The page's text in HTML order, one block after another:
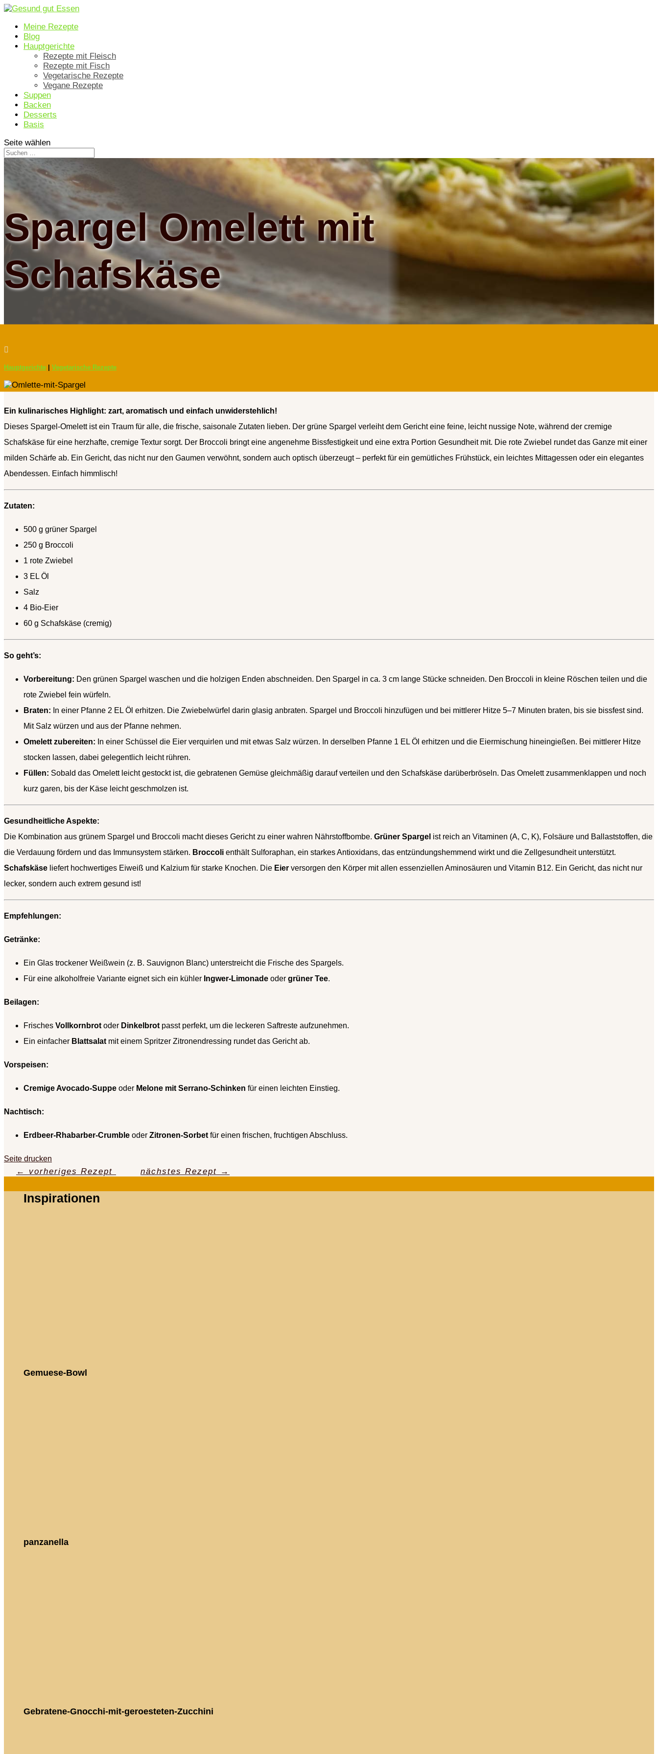
Meine Rezepte
Blog
Hauptgerichte
Rezepte mit Fleisch
Rezepte mit Fisch
Vegetarische Rezepte
Vegane Rezepte
Suppen
Backen
Desserts
Basis
Seite wählen
Spargel Omelett mit
Schafskäse

Hauptgerichte Vegetarische Rezepte
Ein kulinarisches Highlight: zart, aromatisch und einfach unwiderstehlich!
Dieses Spargel-Omelett ist ein Traum für alle, die frische, saisonale Zutaten lieben. Der grüne Spargel verleiht dem Gericht eine feine, leicht nussige Note, während der cremige
Schafskäse für eine herzhafte, cremige Textur sorgt. Der Broccoli bringt eine angenehme Bissfestigkeit und eine extra Portion Gesundheit mit. Die rote Zwiebel rundet das Ganze mit einer
milden Schärfe ab. Ein Gericht, das nicht nur den Gaumen verwöhnt, sondern auch optisch überzeugt – perfekt für ein gemütliches Frühstück, ein leichtes Mittagessen oder ein elegantes
Abendessen. Einfach himmlisch!
Zutaten:
500 g grüner Spargel
250 g Broccoli
1 rote Zwiebel
3 EL Öl
Salz
4 Bio-Eier
60 g Schafskäse (cremig)
So geht’s:
Vorbereitung: Den grünen Spargel waschen und die holzigen Enden abschneiden. Den Spargel in ca. 3 cm lange Stücke schneiden. Den Broccoli in kleine Röschen teilen und die
rote Zwiebel fein würfeln.
Braten: In einer Pfanne 2 EL Öl erhitzen. Die Zwiebelwürfel darin glasig anbraten. Spargel und Broccoli hinzufügen und bei mittlerer Hitze 5–7 Minuten braten, bis sie bissfest sind.
Mit Salz würzen und aus der Pfanne nehmen.
Omelett zubereiten: In einer Schüssel die Eier verquirlen und mit etwas Salz würzen. In derselben Pfanne 1 EL Öl erhitzen und die Eiermischung hineingießen. Bei mittlerer Hitze
stocken lassen, dabei gelegentlich leicht rühren.
Füllen: Sobald das Omelett leicht gestockt ist, die gebratenen Gemüse gleichmäßig darauf verteilen und den Schafskäse darüberbröseln. Das Omelett zusammenklappen und noch
kurz garen, bis der Käse leicht geschmolzen ist.
Gesundheitliche Aspekte:
Die Kombination aus grünem Spargel und Broccoli macht dieses Gericht zu einer wahren Nährstoffbombe. Grüner Spargel ist reich an Vitaminen (A, C, K), Folsäure und Ballaststoffen, die
die Verdauung fördern und das Immunsystem stärken. Broccoli enthält Sulforaphan, ein starkes Antioxidans, das entzündungshemmend wirkt und die Zellgesundheit unterstützt.
Schafskäse liefert hochwertiges Eiweiß und Kalzium für starke Knochen. Die Eier versorgen den Körper mit allen essenziellen Aminosäuren und Vitamin B12. Ein Gericht, das nicht nur
lecker, sondern auch extrem gesund ist!
Empfehlungen:
Getränke:
Ein Glas trockener Weißwein (z. B. Sauvignon Blanc) unterstreicht die Frische des Spargels.
Für eine alkoholfreie Variante eignet sich ein kühler Ingwer-Limonade oder grüner Tee.
Beilagen:
Frisches Vollkornbrot oder Dinkelbrot passt perfekt, um die leckeren Saftreste aufzunehmen.
Ein einfacher Blattsalat mit einem Spritzer Zitronendressing rundet das Gericht ab.
Vorspeisen:
Cremige Avocado-Suppe oder Melone mit Serrano-Schinken für einen leichten Einstieg.
Nachtisch:
Erdbeer-Rhabarber-Crumble oder Zitronen-Sorbet für einen frischen, fruchtigen Abschluss.
Seite drucken
← vorheriges Rezept nächstes Rezept →
Inspirationen
Gemuese-Bowl
panzanella
Gebratene-Gnocchi-mit-geroesteten-Zucchini